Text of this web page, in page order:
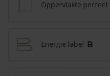
Oppervlakte perceel
Energie label B